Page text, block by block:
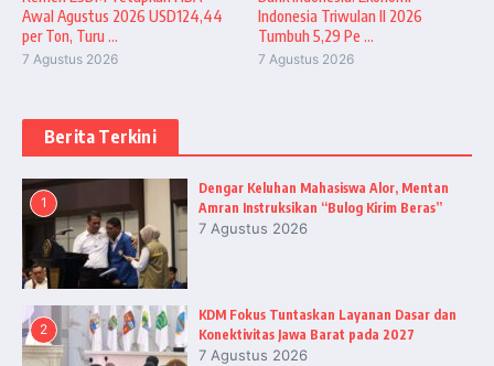
Awal Agustus 2026 USD124,44
per Ton, Turu ...
7 Agustus 2026
Indonesia Triwulan II 2026
Tumbuh 5,29 Pe ...
7 Agustus 2026
Berita Terkini
1
Dengar Keluhan Mahasiswa Alor, Mentan
Amran Instruksikan “Bulog Kirim Beras”
7 Agustus 2026
2
KDM Fokus Tuntaskan Layanan Dasar dan
Konektivitas Jawa Barat pada 2027
7 Agustus 2026